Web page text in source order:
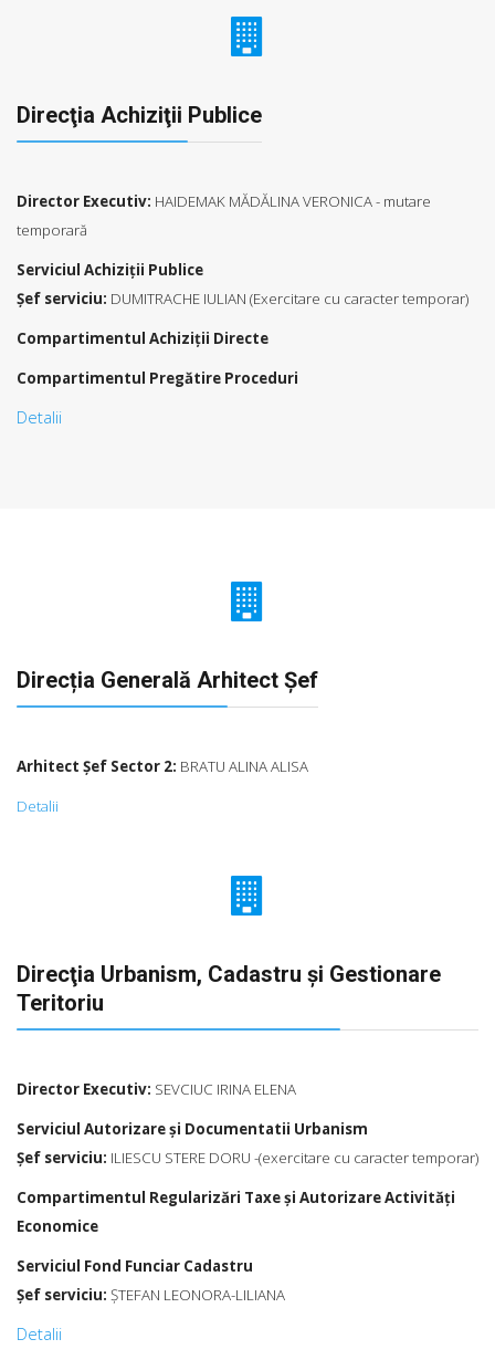
Direcţia Achiziţii Publice
Director Executiv: HAIDEMAK MĂDĂLINA VERONICA - mutare
temporară
Serviciul Achiziţii Publice
Şef serviciu: DUMITRACHE IULIAN (Exercitare cu caracter temporar)
Compartimentul Achiziții Directe
Compartimentul Pregătire Proceduri
Detalii
Direcția Generală Arhitect Șef
Arhitect Şef Sector 2: BRATU ALINA ALISA
Detalii
Direcţia Urbanism, Cadastru şi Gestionare
Teritoriu
Director Executiv: SEVCIUC IRINA ELENA
Serviciul Autorizare şi Documentatii Urbanism
Şef serviciu: ILIESCU STERE DORU -(exercitare cu caracter temporar)
Compartimentul Regularizări Taxe și Autorizare Activități
Economice
Serviciul Fond Funciar Cadastru
Şef serviciu: ŞTEFAN LEONORA-LILIANA
Detalii